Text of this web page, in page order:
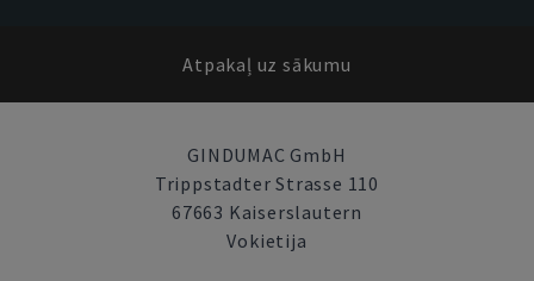
Atpakaļ uz sākumu
GINDUMAC GmbH
Trippstadter Strasse 110
67663 Kaiserslautern
Vokietija